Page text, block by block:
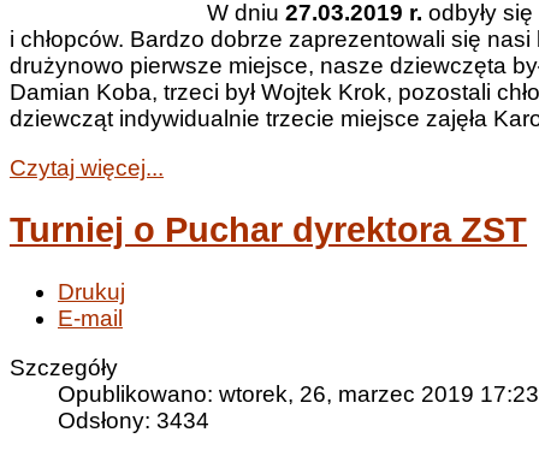
W dniu 27.03.2019 r. odbyły
i chłopców. Bardzo dobrze zaprezentowali się
drużynowo pierwsze miejsce, nasze dziewczęta
Damian Koba, trzeci był Wojtek Krok, pozostali
dziewcząt indywidualnie trzecie miejsce zajęła
Czytaj więcej...
Turniej o Puchar dyrektora ZST
Drukuj
E-mail
Szczegóły
Opublikowano: wtorek, 26, marzec 2019 17:23
Odsłony: 3434